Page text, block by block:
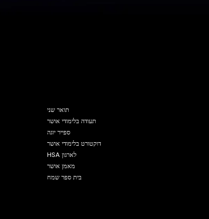
תואר שני
תעודה בלימודי אושר
ספייר יוגה
דוקטורט בלימודי אושר
HSA לארגון
מאמן אושר
בית ספר שמח